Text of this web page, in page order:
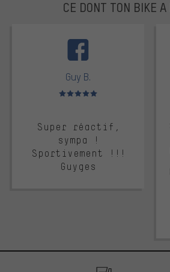
CE DONT TON BIKE A
Guy B.
Note moyenne : 5 sur 5
Super réactif,
sympa !
Sportivement !!!
Guyges